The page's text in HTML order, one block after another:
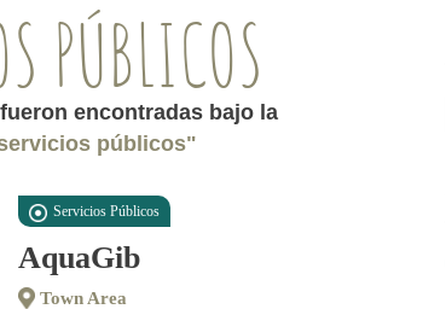
PÚBLICOS
encontradas bajo la
públicos"
Servicios Públicos
AquaGib
Town Area